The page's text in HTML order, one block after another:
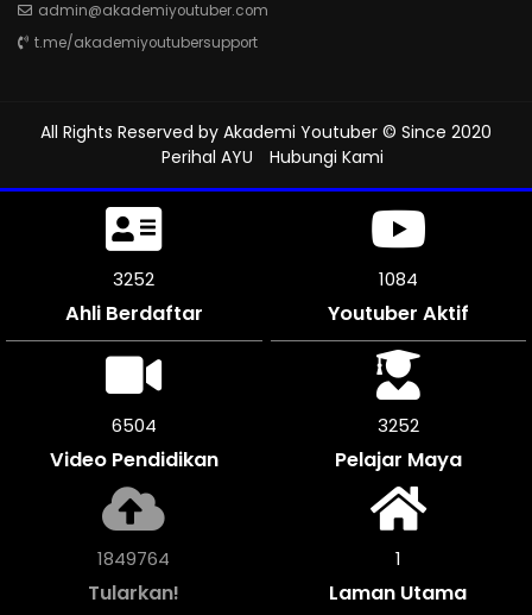
admin@akademiyoutuber.com
t.me/akademiyoutubersupport
All Rights Reserved by Akademi Youtuber © Since 2020
Perihal AYU
Hubungi Kami
3573
Ahli Berdaftar
1191
Youtuber Aktif
7146
Video Pendidikan
3570
Pelajar Maya
2032520
Tularkan!
1
Laman Utama